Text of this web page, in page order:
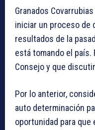
Granados
iniciar un proceso de
resultados de la
está tomando el país.
Consejo y que
Por lo anterior,
auto determinación
oportunidad para que